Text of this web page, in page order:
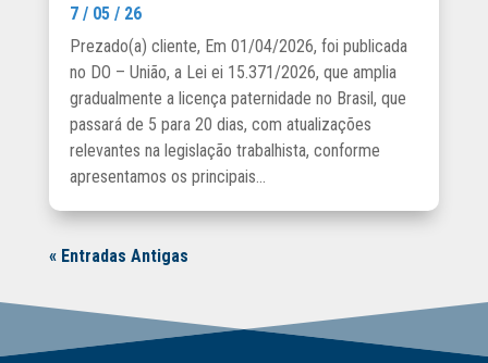
7 / 05 / 26
Prezado(a) cliente, Em 01/04/2026, foi publicada
no DO – União, a Lei ei 15.371/2026, que amplia
gradualmente a licença paternidade no Brasil, que
passará de 5 para 20 dias, com atualizações
relevantes na legislação trabalhista, conforme
apresentamos os principais...
« Entradas Antigas